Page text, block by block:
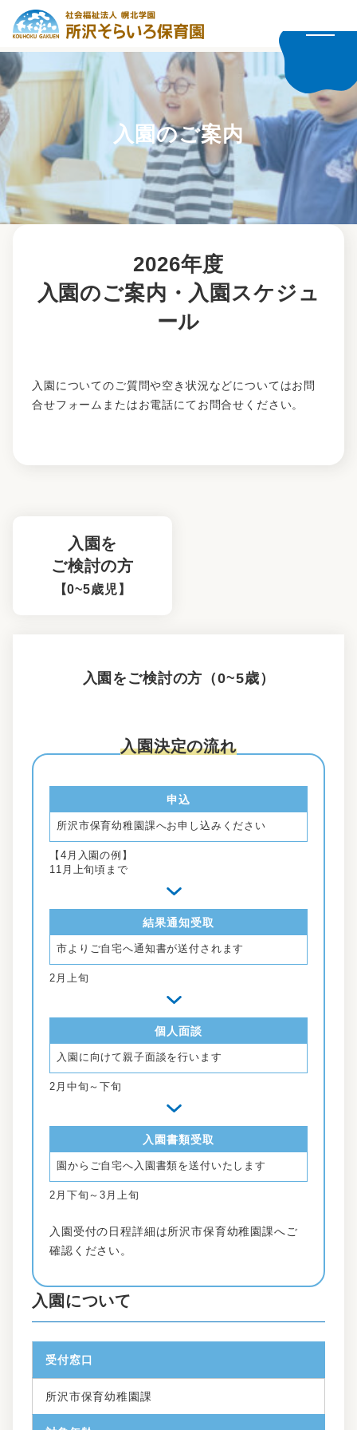
入園のご案内
2026年度
入園のご案内・入園スケジュ
ール
入園についてのご質問や空き状況などについてはお問
合せフォームまたはお電話にてお問合せください。
入園を
ご検討の方
【0~5歳児】
入園をご検討の方（0~5歳）
入園決定の流れ
申込
所沢市保育幼稚園課へお申し込みください
【4月入園の例】
11月上旬頃まで
結果通知受取
市よりご自宅へ通知書が送付されます
2月上旬
個人面談
入園に向けて親子面談を行います
2月中旬～下旬
入園書類受取
園からご自宅へ入園書類を送付いたします
2月下旬～3月上旬
入園受付の日程詳細は所沢市保育幼稚園課へご
確認ください。
入園について
受付窓口
所沢市保育幼稚園課